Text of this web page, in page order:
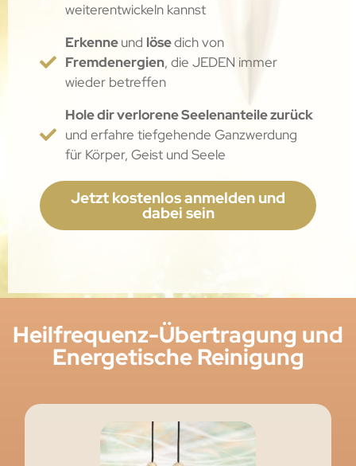
weiterentwickeln kannst
Erkenneund lösedich von
Fremdenergien, die JEDEN immer
wieder betreffen
Hole dir verlorene Seelenanteile zurück
und erfahre tiefgehende Ganzwerdung
für Körper, Geist und Seele
Jetzt kostenlos anmelden und
dabei sein
Heilfrequenz-Übertragung und
Energetische Reinigung